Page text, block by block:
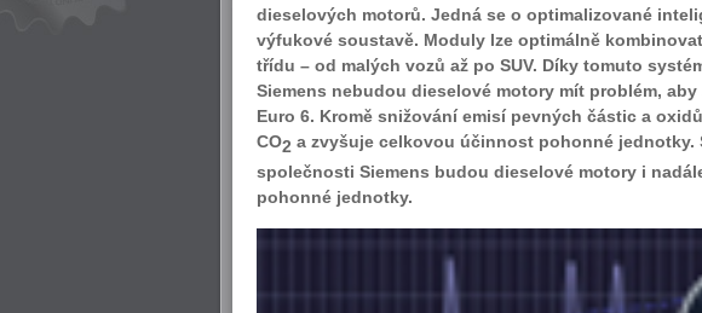
dieselových motorů. Jedná se o optimalizované
výfukové soustavě. Moduly lze optimálně
třídu – od malých vozů až po SUV. Díky tomuto
Siemens nebudou dieselové motory mít problém,
Euro 6. Kromě snižování emisí pevných částic a
CO2 a zvyšuje celkovou účinnost pohonné
společnosti Siemens budou dieselové motory i
pohonné jednotky.